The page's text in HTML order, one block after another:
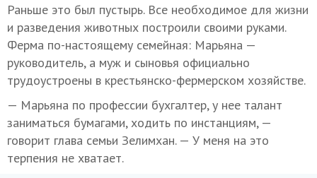
Раньше это был пустырь. Все необходимое для жизни
и разведения животных построили своими руками.
Ферма по-настоящему семейная: Марьяна —
руководитель, а муж и сыновья официально
трудоустроены в крестьянско-фермерском хозяйстве.
— Марьяна по профессии бухгалтер, у нее талант
заниматься бумагами, ходить по инстанциям, —
говорит глава семьи Зелимхан. — У меня на это
терпения не хватает.